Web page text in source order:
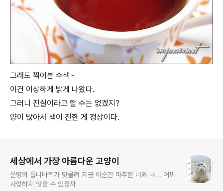
그래도 찍어본 수색~
이건 이상하게 밝게 나왔다.
그러니 진실이라고 할 수는 없겠지?
양이 많아서 색이 진한 게 정상이다.
세상에서 가장 아름다운 고양이
운명의 톱니바퀴가 맞물려 지금 이순간 마주한 너와 나... 어찌
사랑하지 않을 수 있을까